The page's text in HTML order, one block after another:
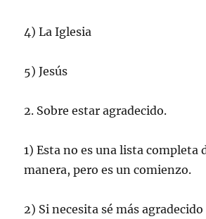
4) La Iglesia
5) Jesús
2. Sobre estar agradecido.
1) Esta no es una lista completa
manera, pero es un comienzo.
2) Si necesita sé más